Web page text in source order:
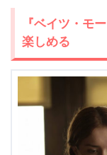
『ベイツ・モ
楽しめる